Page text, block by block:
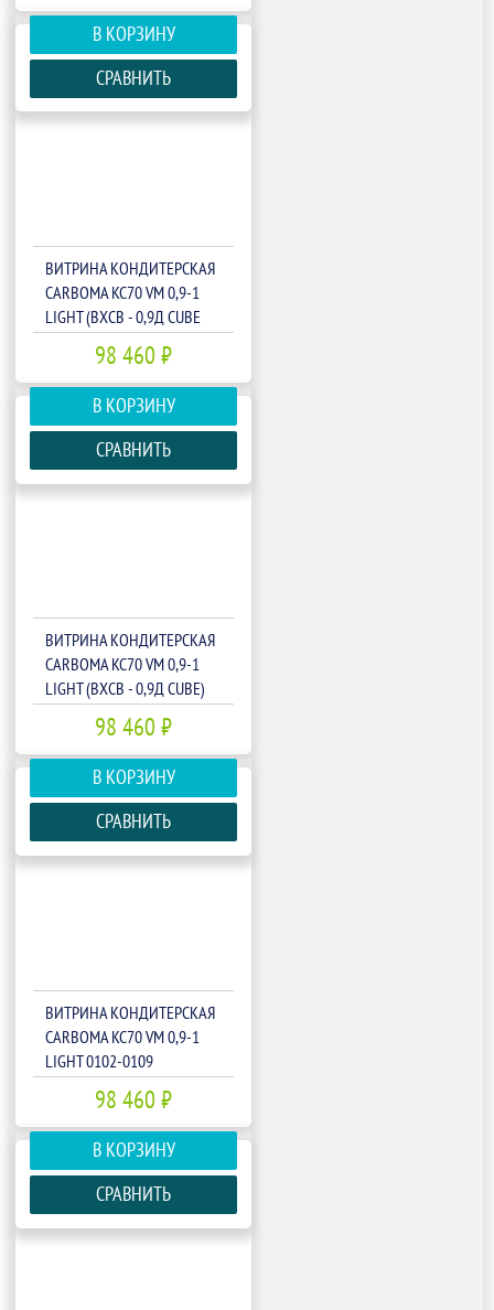
В КОРЗИНУ
СРАВНИТЬ
ВИТРИНА КОНДИТЕРСКАЯ
CARBOMA KC70 VM 0,9-1
LIGHT (ВХСВ - 0,9Д СUBE
ТЕХНО)(1801975P)
98 460 ₽
В КОРЗИНУ
СРАВНИТЬ
ВИТРИНА КОНДИТЕРСКАЯ
CARBOMA KC70 VM 0,9-1
LIGHT (ВХСВ - 0,9Д СUBE)
(1801933P)
98 460 ₽
В КОРЗИНУ
СРАВНИТЬ
ВИТРИНА КОНДИТЕРСКАЯ
CARBOMA KC70 VM 0,9-1
LIGHT 0102-0109
(ВХСВ-0,9Д CUBE)
(1801933P)98 460 ₽
В КОРЗИНУ
СРАВНИТЬ